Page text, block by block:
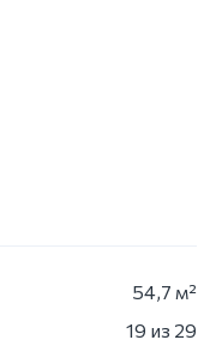
54,7 м²
19 из 29